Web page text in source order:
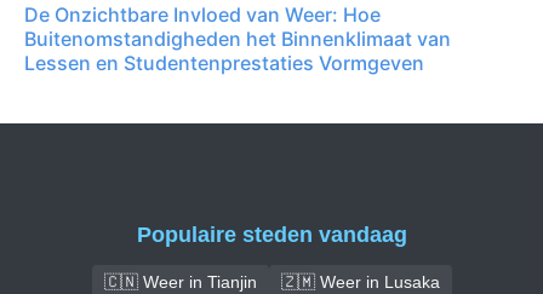
De Onzichtbare Invloed van Weer: Hoe
Buitenomstandigheden het Binnenklimaat van
Lessen en Studentenprestaties Vormgeven
Populaire steden vandaag
🇨🇳 Weer in Tianjin
🇿🇲 Weer in Lusaka